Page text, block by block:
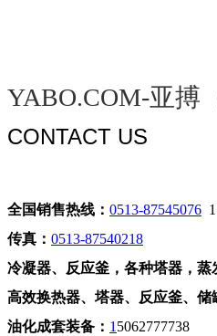
YABO.COM-亚搏
CONTACT US
全国销售热线： 0513-87545076
传真： 0513-87540218
冷凝器、反应釜，各种塔器，蒸
高效换热器、塔器、反应釜、储
油化成套装备： 1 5062777738